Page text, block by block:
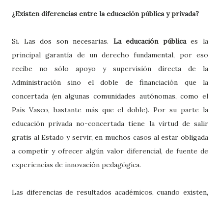
¿Existen diferencias entre la educación pública y privada?
Si. Las dos son necesarias. La educación públicaes la
principal garantía de un derecho fundamental, por eso
recibe no sólo apoyo y supervisión directa de la
Administración sino el doble de financiación que la
concertada (en algunas comunidades autónomas, como el
País Vasco, bastante más que el doble). Por su parte la
educación privada no-concertada tiene la virtud de salir
gratis al Estado y servir, en muchos casos al estar obligada
a competir y ofrecer algún valor diferencial, de fuente de
experiencias de innovación pedagógica.
Las diferencias de resultados académicos, cuando existen,